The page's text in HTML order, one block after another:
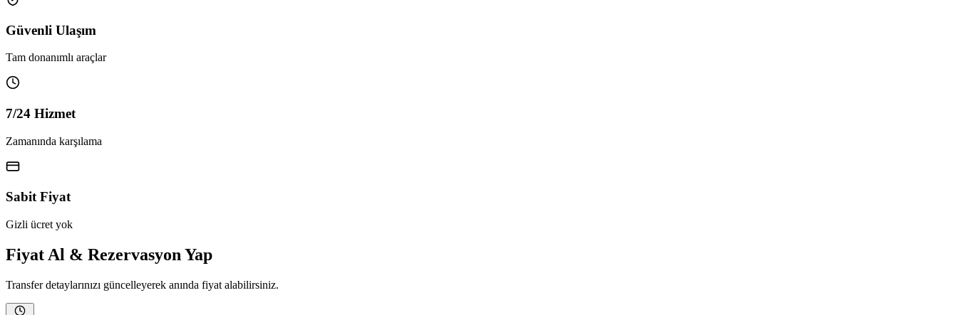
Güvenli Ulaşım
Tam donanımlı araçlar
7/24 Hizmet
Zamanında karşılama
Sabit Fiyat
Gizli ücret yok
Fiyat Al & Rezervasyon Yap
Transfer detaylarınızı güncelleyerek anında fiyat alabilirsiniz.